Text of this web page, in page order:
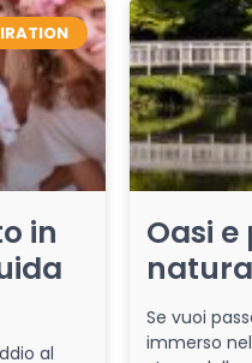
in
al
Oasi
Se vuoi
immerso